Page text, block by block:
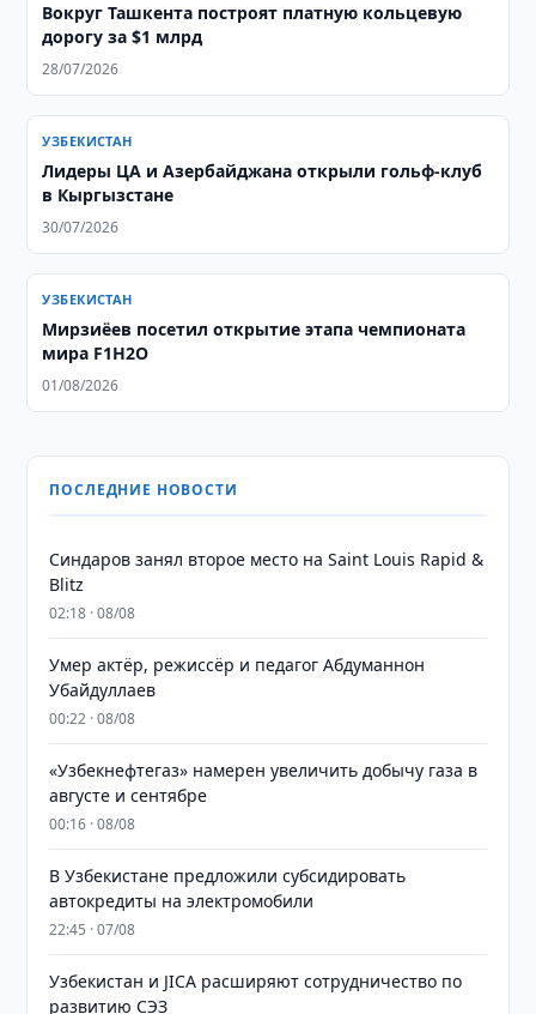
Вокруг Ташкента построят платную кольцевую
дорогу за $1 млрд
28/07/2026
УЗБЕКИСТАН
Лидеры ЦА и Азербайджана открыли гольф-клуб
в Кыргызстане
30/07/2026
УЗБЕКИСТАН
Мирзиёев посетил открытие этапа чемпионата
мира F1H2O
01/08/2026
ПОСЛЕДНИЕ НОВОСТИ
Синдаров занял второе место на Saint Louis Rapid &
Blitz
02:18 · 08/08
Умер актёр, режиссёр и педагог Абдуманнон
Убайдуллаев
00:22 · 08/08
«Узбекнефтегаз» намерен увеличить добычу газа в
августе и сентябре
00:16 · 08/08
В Узбекистане предложили субсидировать
автокредиты на электромобили
22:45 · 07/08
Узбекистан и JICA расширяют сотрудничество по
развитию СЭЗ